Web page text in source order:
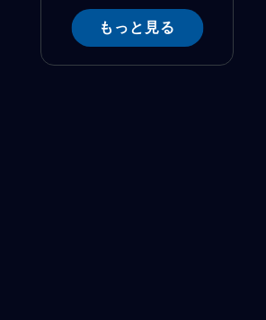
もっと見る